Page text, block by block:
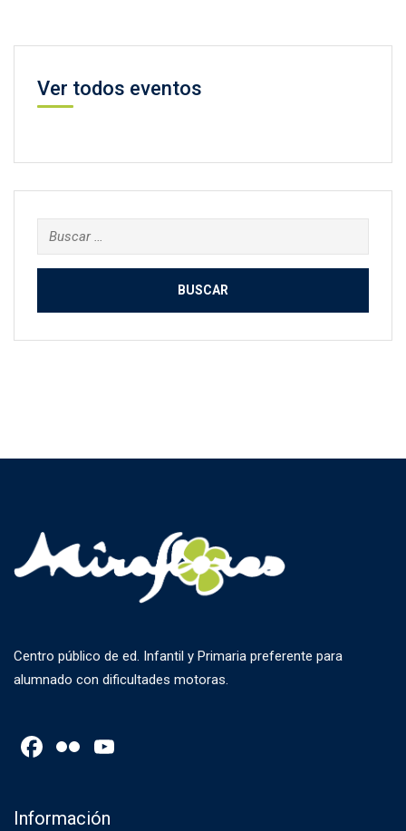
Ver todos eventos
Buscar:
Centro público de ed. Infantil y Primaria preferente para
alumnado con dificultades motoras.
Facebook
Flickr
Información